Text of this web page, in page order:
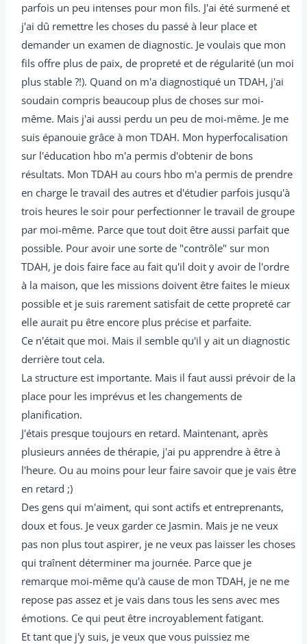
parfois un peu intenses pour mon fils. J'ai été surmené et
j'ai dû remettre les choses du passé à leur place et
demander un examen de diagnostic. Je voulais que mon
fils offre plus de paix, de propreté et de régularité (un moi
plus stable ?!). Quand on m'a diagnostiqué un TDAH, j'ai
soudain compris beaucoup plus de choses sur moi-
même. Mais j'ai aussi perdu un peu de moi-même. Je me
suis épanouie grâce à mon TDAH. Mon hyperfocalisation
sur l'éducation hbo m'a permis d'obtenir de bons
résultats. Mon TDAH au cours hbo m'a permis de prendre
en charge le travail des autres et d'étudier parfois jusqu'à
trois heures le soir pour perfectionner le travail de groupe
par moi-même. Parce que tout doit être aussi parfait que
possible. Pour avoir une sorte de "contrôle" sur mon
TDAH, je dois faire face au fait qu'il doit y avoir de l'ordre
à la maison, que les missions doivent être faites le mieux
possible et je suis rarement satisfait de cette propreté car
elle aurait pu être encore plus précise et parfaite.
Ce n'était que moi. Mais il semble qu'il y ait un diagnostic
derrière tout cela.
La structure est importante. Mais il faut aussi prévoir de la
place pour les imprévus et les changements de
planification.
J'étais presque toujours en retard. Maintenant, après
plusieurs années de thérapie, j'ai pu apprendre à être à
l'heure. Ou au moins pour leur faire savoir que je vais être
en retard ;)
Des gens qui m'aiment, qui sont actifs et entreprenants,
doux et fous. Je veux garder ce Jasmin. Mais je ne veux
pas non plus tout aspirer, je ne veux pas laisser les choses
qui traînent déterminer ma journée. Parce que je
remarque moi-même qu'à cause de mon TDAH, je ne me
repose pas assez et je vais dans tous les sens avec mes
émotions. Ce qui peut être incroyablement fatigant.
Et tant que j'y suis, je veux que vous puissiez me